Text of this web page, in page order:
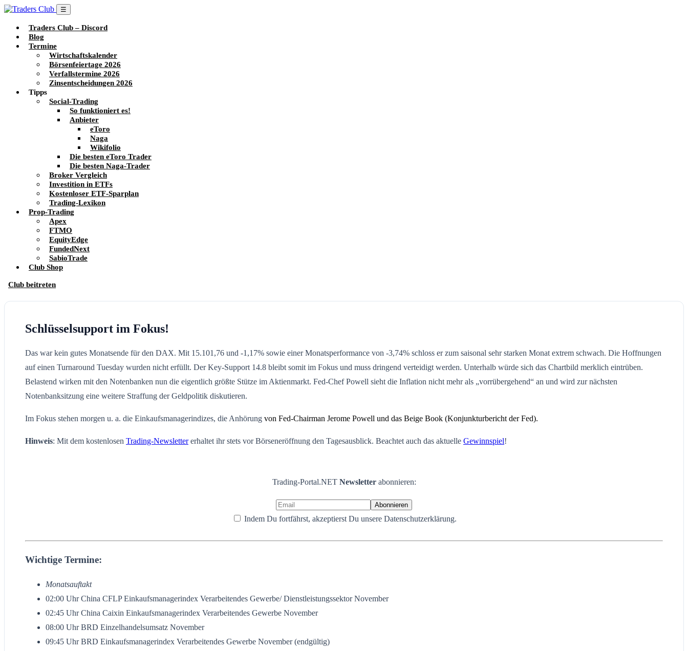
☰
Traders Club – Discord
Blog
Termine
Wirtschaftskalender
Börsenfeiertage 2026
Verfallstermine 2026
Zinsentscheidungen 2026
Tipps
Social-Trading
So funktioniert es!
Anbieter
eToro
Naga
Wikifolio
Die besten eToro Trader
Die besten Naga-Trader
Broker Vergleich
Investition in ETFs
Kostenloser ETF-Sparplan
Trading-Lexikon
Prop-Trading
Apex
FTMO
EquityEdge
FundedNext
SabioTrade
Club Shop
Club beitreten
Schlüsselsupport im Fokus!
Das war kein gutes Monatsende für den DAX. Mit 15.101,76 und -1,17% sowie einer Monatsperformance von -3,74% schloss er zum saisonal sehr starken Monat extrem schwach. Die Hoffnungen
auf einen Turnaround Tuesday wurden nicht erfüllt. Der Key-Support 14.8 bleibt somit im Fokus und muss dringend verteidigt werden. Unterhalb würde sich das Chartbild merklich eintrüben.
Belastend wirken mit den Notenbanken nun die eigentlich größte Stütze im Aktienmarkt. Fed-Chef Powell sieht die Inflation nicht mehr als „vorrübergehend“ an und wird zur nächsten
Notenbanksitzung eine weitere Straffung der Geldpolitik diskutieren.
Im Fokus stehen morgen u. a. die Einkaufsmanagerindizes, die Anhörung von Fed-Chairman Jerome Powell und das Beige Book (Konjunkturbericht der Fed).
Hinweis: Mit dem kostenlosen Trading-Newslettererhaltet ihr stets vor Börseneröffnung den Tagesausblick. Beachtet auch das aktuelle Gewinnspiel!
Trading-Portal.NET Newsletter abonnieren:
Indem Du fortfährst, akzeptierst Du unsere Datenschutzerklärung.
Wichtige Termine:
Monatsauftakt
02:00 Uhr China CFLP Einkaufsmanagerindex Verarbeitendes Gewerbe/ Dienstleistungssektor November
02:45 Uhr China Caixin Einkaufsmanagerindex Verarbeitendes Gewerbe November
08:00 Uhr BRD Einzelhandelsumsatz November
09:45 Uhr BRD Einkaufsmanagerindex Verarbeitendes Gewerbe November (endgültig)